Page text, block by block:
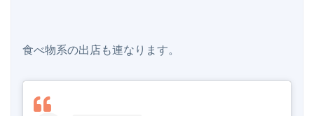
食べ物系の出店も連なります。